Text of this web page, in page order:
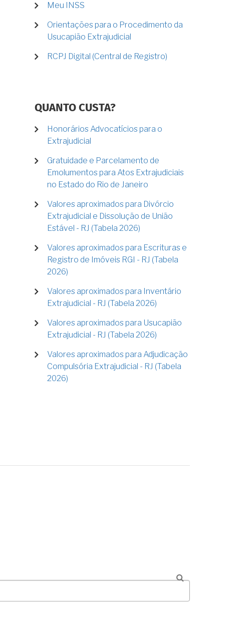
Meu INSS
Orientações para o Procedimento da
Usucapião Extrajudicial
RCPJ Digital (Central de Registro)
QUANTO CUSTA?
Honorários Advocatícios para o
Extrajudicial
Gratuidade e Parcelamento de
Emolumentos para Atos Extrajudiciais
no Estado do Rio de Janeiro
Valores aproximados para Divórcio
Extrajudicial e Dissolução de União
Estável - RJ (Tabela 2026)
Valores aproximados para Escrituras e
Registro de Imóveis RGI - RJ (Tabela
2026)
Valores aproximados para Inventário
Extrajudicial - RJ (Tabela 2026)
Valores aproximados para Usucapião
Extrajudicial - RJ (Tabela 2026)
Valores aproximados para Adjudicação
Compulsória Extrajudicial - RJ (Tabela
2026)